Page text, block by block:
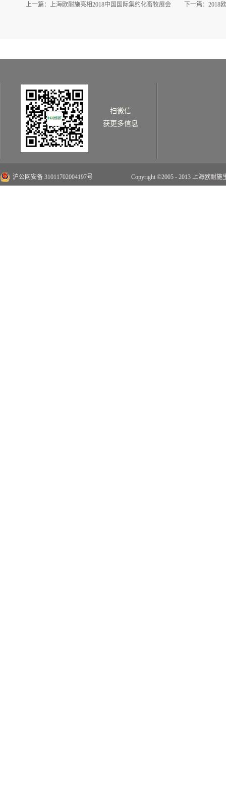
上一篇： 上海欧耐施亮相2018中国国际集约化畜牧展会 下一篇： 2018
扫微信
获更多信息
沪公网安备 31011702004197号 Copyright ©2005 - 2013 上海欧耐施